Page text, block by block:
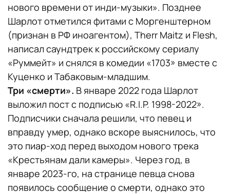
нового времени от инди-музыки». Позднее
Шарлот отметился фитами с Моргенштерном
(признан в РФ иноагентом), Therr Maitz и Flesh,
написал саундтрек к российскому сериалу
«Руммейт» и снялся в комедии «1703» вместе с
Куценко и Табаковым-младшим.
Три «смерти». В январе 2022 года Шарлот
выложил пост с подписью «R.I.P. 1998-2022».
Подписчики сначала решили, что певец и
вправду умер, однако вскоре выяснилось, что
это пиар-ход перед выходом нового трека
«Крестьянам дали камеры». Через год, в
январе 2023-го, на странице певца снова
появилось сообщение о смерти, однако это